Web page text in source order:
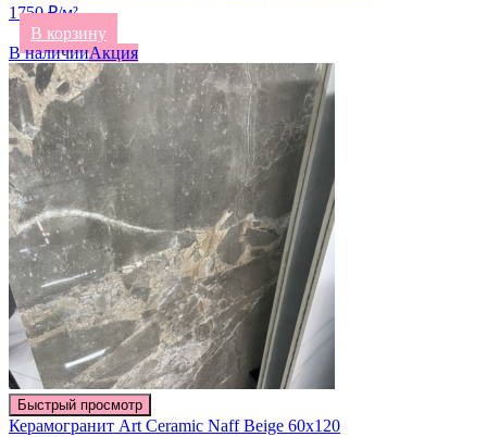
1750 ₽/м²
В корзину
В наличииАкция
Быстрый просмотр
Керамогранит Art Ceramic Naff Beige 60х120